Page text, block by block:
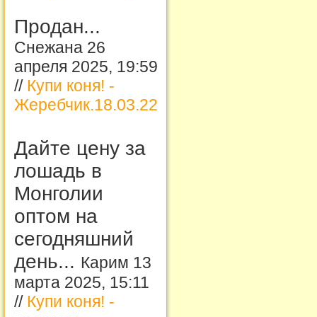
Продан...
Снежана 26
апреля 2025, 19:59
// Купи коня! -
Жеребчик.18.03.22
Дайте цену за
лошадь в
Монголии
оптом на
сегодняшний
день... Карим 13
марта 2025, 15:11
// Купи коня! -